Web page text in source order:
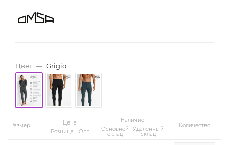
Цвет — Grigio
Размер
Цена
Розница
Опт
Наличие
Основной
склад
Удаленный
склад
Количество